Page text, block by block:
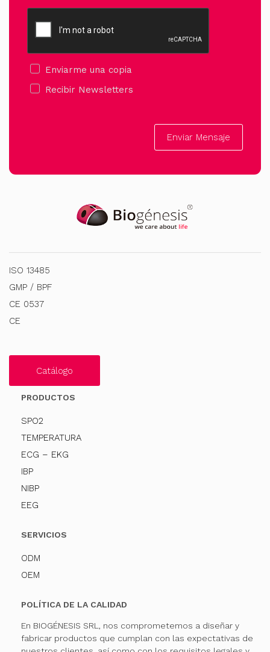
Enviarme una copia
Recibir Newsletters
Enviar Mensaje
ISO 13485
GMP / BPF
CE 0537
CE
Catálogo
PRODUCTOS
SPO2
TEMPERATURA
ECG – EKG
IBP
NIBP
EEG
SERVICIOS
ODM
OEM
POLÍTICA DE LA CALIDAD
En BIOGÉNESIS SRL, nos comprometemos a diseñar y
fabricar productos que cumplan con las expectativas de